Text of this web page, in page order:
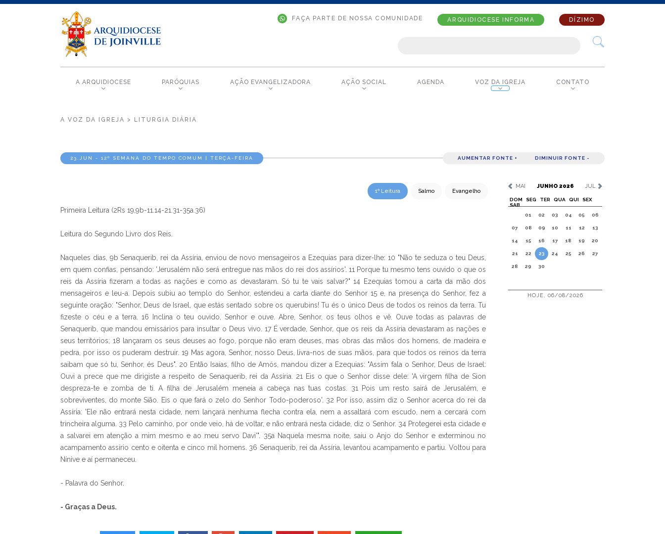
DÍZIMO
ARQUIDIOCESE INFORMA
FAÇA PARTE DE NOSSA COMUNIDADE
A ARQUIDIOCESE PARÓQUIAS AÇÃO EVANGELIZADORA AÇÃO SOCIAL AGENDA VOZ DA IGREJA CONTATO
A VOZ DA IGREJA > LITURGIA DIÁRIA
23.JUN - 12º SEMANA DO TEMPO COMUM | TERÇA-FEIRA AUMENTAR FONTE + DIMINUIR FONTE -
MAI JUNHO 2026 JUL
DOM SEG TER QUA QUI
SEX
SAB
01
02 03 04 05 06
07 08 09 10 11 12 13
14 15 16 17 18 19 20
21 22 23 24 25 26 27
28 29 30
HOJE, 06/08/2026
1ª Leitura Salmo Evangelho
Primeira Leitura (2Rs 19,9b-11.14-21.31-35a.36)
Leitura do Segundo Livro dos Reis.
Naqueles dias, 9b Senaquerib, rei da Assíria, enviou de novo mensageiros a Ezequias para dizer-lhe: 10 "Não te seduza o teu Deus,
em quem confias, pensando: 'Jerusalém não será entregue nas mãos do rei dos assírios'. 11 Porque tu mesmo tens ouvido o que os
reis da Assíria fizeram a todas as nações e como as devastaram. Só tu te vais salvar?" 14 Ezequias tomou a carta da mão dos
mensageiros e leu-a. Depois subiu ao templo do Senhor, estendeu a carta diante do Senhor 15 e, na presença do Senhor, fez a
seguinte oração: "Senhor, Deus de Israel, que estás sentado sobre os querubins! Tu és o único Deus de todos os reinos da terra. Tu
fizeste o céu e a terra. 16 Inclina o teu ouvido, Senhor e ouve. Abre, Senhor, os teus olhos e vê. Ouve todas as palavras de
Senaquerib, que mandou emissários para insultar o Deus vivo. 17 É verdade, Senhor, que os reis da Assíria devastaram as nações e
seus territórios; 18 lançaram os seus deuses ao fogo, porque não eram deuses, mas obras das mãos dos homens, de madeira e
pedra, por isso os puderam destruir. 19 Mas agora, Senhor, nosso Deus, livra-nos de suas mãos, para que todos os reinos da terra
saibam que só tu, Senhor, és Deus". 20 Então Isaías, filho de Amós, mandou dizer a Ezequias: "Assim fala o Senhor, Deus de Israel:
Ouvi a prece que me dirigiste a respeito de Senaquerib, rei da Assíria. 21 Eis o que o Senhor disse dele: 'A virgem filha de Sion
despreza-te e zomba de ti. A filha de Jerusalém meneia a cabeça nas tuas costas. 31 Pois um resto sairá de Jerusalém, e
sobreviventes, do monte Sião. Eis o que fará o zelo do Senhor Todo-poderoso'. 32 Por isso, assim diz o Senhor acerca do rei da
Assíria: 'Ele não entrará nesta cidade, nem lançará nenhuma flecha contra ela, nem a assaltará com escudo, nem a cercará com
trincheira alguma. 33 Pelo caminho, por onde veio, há de voltar, e não entrará nesta cidade, diz o Senhor. 34 Protegerei esta cidade e
a salvarei em atenção a mim mesmo e ao meu servo Davi'". 35a Naquela mesma noite, saiu o Anjo do Senhor e exterminou no
acampamento assírio cento e oitenta e cinco mil homens. 36 Senaquerib, rei da Assíria, levantou acampamento e partiu. Voltou para
Nínive e aí permaneceu.
- Palavra do Senhor.
- Graças a Deus.